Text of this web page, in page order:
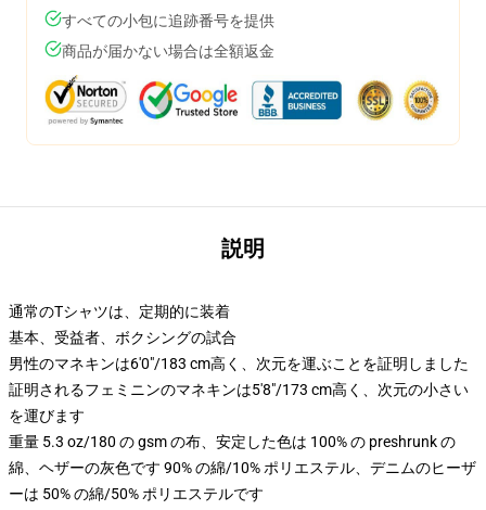
すべての小包に追跡番号を提供
商品が届かない場合は全額返金
説明
通常のTシャツは、定期的に装着
基本、受益者、ボクシングの試合
男性のマネキンは6'0"/183 cm高く、次元を運ぶことを証明しました
証明されるフェミニンのマネキンは5'8"/173 cm高く、次元の小さい
を運びます
重量 5.3 oz/180 の gsm の布、安定した色は 100% の preshrunk の
綿、ヘザーの灰色です 90% の綿/10% ポリエステル、デニムのヒーザ
ーは 50% の綿/50% ポリエステルです